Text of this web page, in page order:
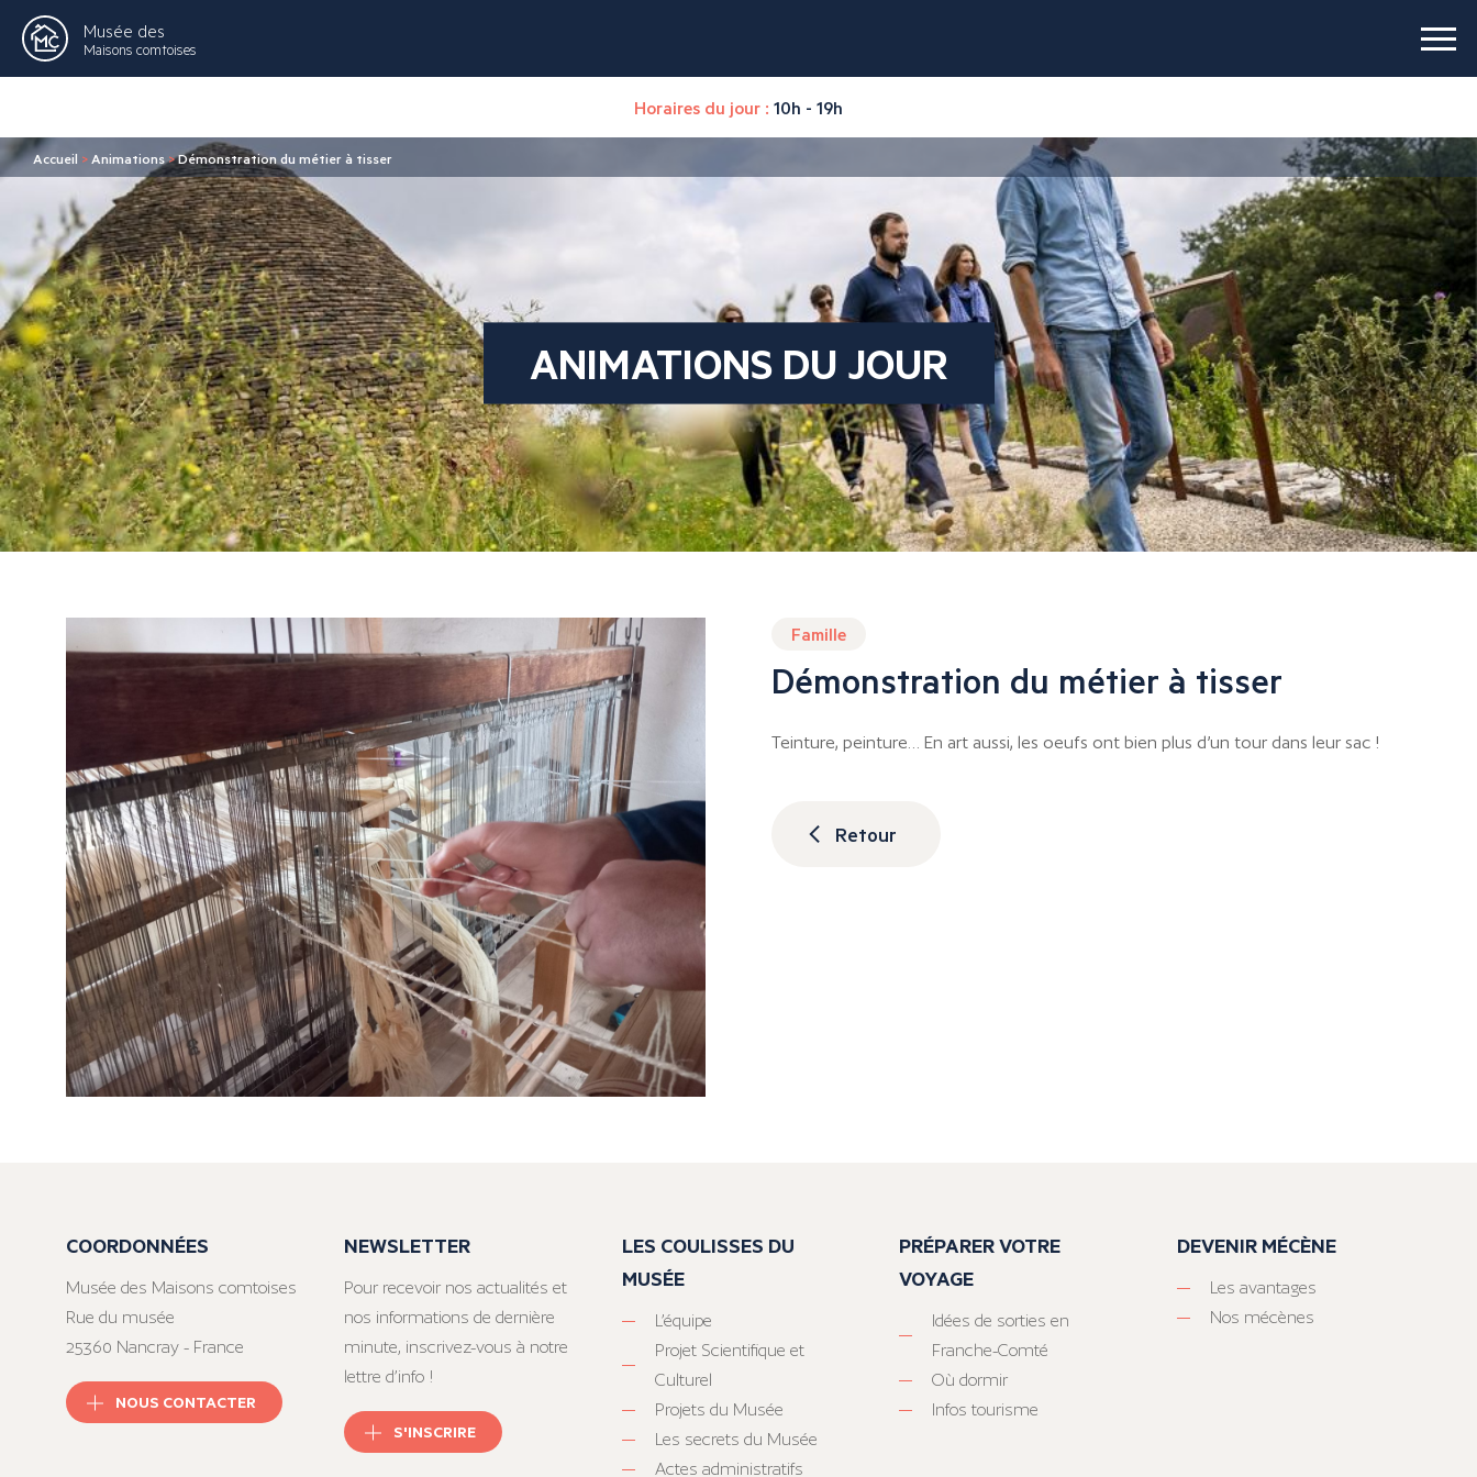
Musée des
Maisons comtoises
Horaires du jour : 10h - 19h
Accueil > Animations>Démonstration du métier à tisser
ANIMATIONS DU JOUR
Famille
Démonstration du métier à tisser
Teinture, peinture… En art aussi, les oeufs ont bien plus d’un tour dans leur sac !
Retour
COORDONNÉES
Musée des Maisons comtoises
Rue du musée
25360 Nancray - France
NOUS CONTACTER
NEWSLETTER
Pour recevoir nos actualités et
nos informations de dernière
minute, inscrivez-vous à notre
lettre d’info !
S'INSCRIRE
LES COULISSES DU
MUSÉE
L’équipe
Projet Scientifique et
Culturel
Projets du Musée
Les secrets du Musée
Actes administratifs
PRÉPARER VOTRE
VOYAGE
Idées de sorties en
Franche-Comté
Où dormir
Infos tourisme
DEVENIR MÉCÈNE
Les avantages
Nos mécènes